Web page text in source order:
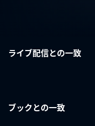
ライブ配信との一致
ブックとの一致